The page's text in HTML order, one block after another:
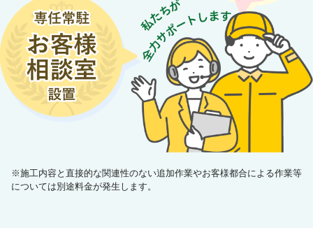
※施工内容と直接的な関連性のない追加作業やお客様都合による作業等
については別途料金が発生します。